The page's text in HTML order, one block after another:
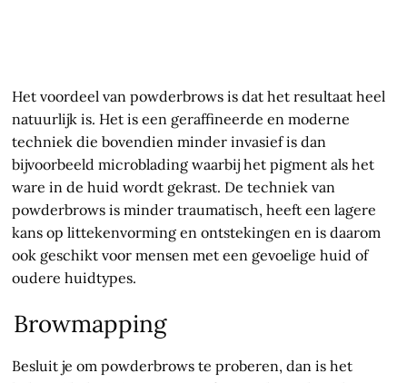
Het voordeel van powderbrows is dat het resultaat heel
natuurlijk is. Het is een geraffineerde en moderne
techniek die bovendien minder invasief is dan
bijvoorbeeld microblading waarbij het pigment als het
ware in de huid wordt gekrast. De techniek van
powderbrows is minder traumatisch, heeft een lagere
kans op littekenvorming en ontstekingen en is daarom
ook geschikt voor mensen met een gevoelige huid of
oudere huidtypes.
Browmapping
Besluit je om powderbrows te proberen, dan is het